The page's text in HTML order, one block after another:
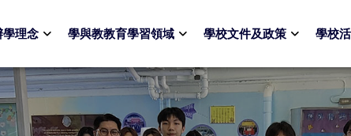
理念 學與教教育學習領域 學校文件及政策 學校